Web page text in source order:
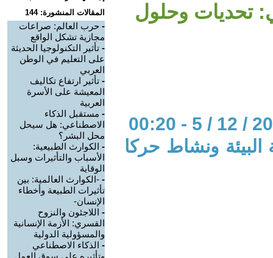
تحديات وحلول
البيئة ونشاط حركا
المقالات المنشورة: 144
- حرب العالم: صراعات
مجازية تشكل الواقع
- تأثير التكنولوجيا الحديثة
على التعليم في الوطن
العربي
- تأثير ارتفاع تكاليف
المعيشة على الأسرة
العربية
- مستقبل الذكاء
الاصطناعي: هل سيحل
محل البشر؟
- الكوارث الطبيعية:
الأسباب والتأثيرات وسبل
الوقاية
- -الكوارث العالمية: بين
تأثيرات الطبيعة وأخطاء
الإنسان-
- اللاجئون والنزوح
القسري: الأزمة الإنسانية
والمسؤولية الدولية
- الذكاء الاصطناعي
وتأثيره على سوق العمل